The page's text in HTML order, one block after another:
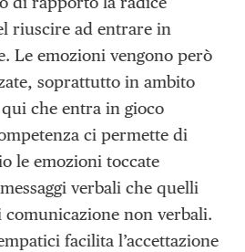
riuscire ad entrare in
Le emozioni vengono però
soprattutto in ambito
che entra in gioco
ci permette di
le emozioni toccate
verbali che quelli
comunicazione non verbali.
facilita l’accettazione